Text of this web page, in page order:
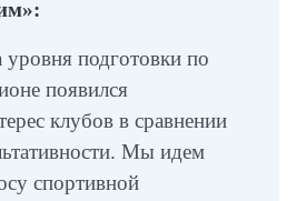
подготовки по
появился
клубов в сравнении
Мы идем
спортивной